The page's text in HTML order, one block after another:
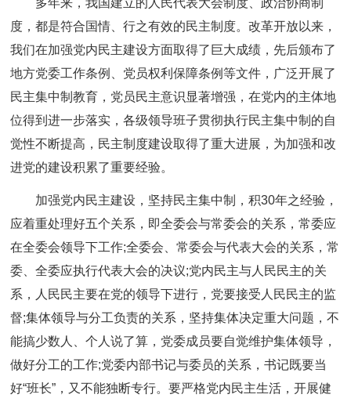
多年来，我国建立的人民代表大会制度、政治协商制
度，都是符合国情、行之有效的民主制度。改革开放以来，
我们在加强党内民主建设方面取得了巨大成绩，先后颁布了
地方党委工作条例、党员权利保障条例等文件，广泛开展了
民主集中制教育，党员民主意识显著增强，在党内的主体地
位得到进一步落实，各级领导班子贯彻执行民主集中制的自
觉性不断提高，民主制度建设取得了重大进展，为加强和改
进党的建设积累了重要经验。
加强党内民主建设，坚持民主集中制，积30年之经验，
应着重处理好五个关系，即全委会与常委会的关系，常委应
在全委会领导下工作;全委会、常委会与代表大会的关系，常
委、全委应执行代表大会的决议;党内民主与人民民主的关
系，人民民主要在党的领导下进行，党要接受人民民主的监
督;集体领导与分工负责的关系，坚持集体决定重大问题，不
能搞少数人、个人说了算，党委成员要自觉维护集体领导，
做好分工的工作;党委内部书记与委员的关系，书记既要当
好“班长”，又不能独断专行。要严格党内民主生活，开展健